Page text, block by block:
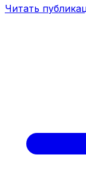
Читать